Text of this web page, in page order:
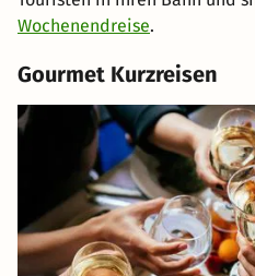
Wochenendreise.
Gourmet Kurzreisen